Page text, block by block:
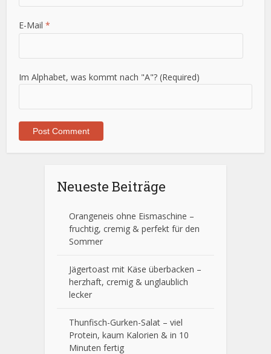
E-Mail*
Im Alphabet, was kommt nach "A"? (Required)
Neueste Beiträge
Orangeneis ohne Eismaschine –
fruchtig, cremig & perfekt für den
Sommer
Jägertoast mit Käse überbacken –
herzhaft, cremig & unglaublich
lecker
Thunfisch-Gurken-Salat – viel
Protein, kaum Kalorien & in 10
Minuten fertig